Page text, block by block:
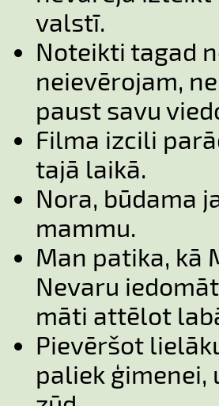
valstī.
Noteikti tagad
neievērojam,
paust savu
Filma izcili
tajā laikā.
Nora, būdama
mammu.
Man patika, kā
Nevaru
māti attēlot
Pievēršot
paliek ģimenei,